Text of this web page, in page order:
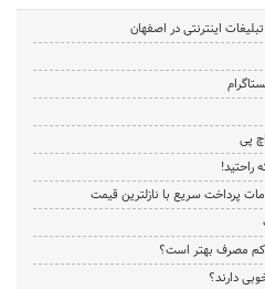
اینترنتی در اصفهان
راحتید!
پرداخت سریع با نازلترین قیمت
کم مصرف بهتر است؟
دارند؟